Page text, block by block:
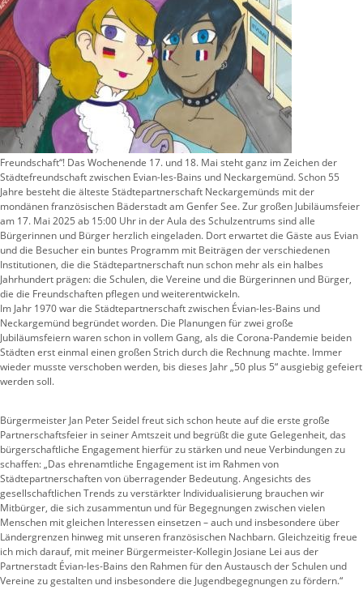
Freundschaft“! Das Wochenende 17. und 18. Mai steht ganz im Zeichen der
Städtefreundschaft zwischen Evian-les-Bains und Neckargemünd. Schon 55
Jahre besteht die älteste Städtepartnerschaft Neckargemünds mit der
mondänen französischen Bäderstadt am Genfer See. Zur großen Jubiläumsfeier
am 17. Mai 2025 ab 15:00 Uhr in der Aula des Schulzentrums sind alle
Bürgerinnen und Bürger herzlich eingeladen. Dort erwartet die Gäste aus Evian
und die Besucher ein buntes Programm mit Beiträgen der verschiedenen
Institutionen, die die Städtepartnerschaft nun schon mehr als ein halbes
Jahrhundert prägen: die Schulen, die Vereine und die Bürgerinnen und Bürger,
die die Freundschaften pflegen und weiterentwickeln.
Im Jahr 1970 war die Städtepartnerschaft zwischen Évian-les-Bains und
Neckargemünd begründet worden. Die Planungen für zwei große
Jubiläumsfeiern waren schon in vollem Gang, als die Corona-Pandemie beiden
Städten erst einmal einen großen Strich durch die Rechnung machte. Immer
wieder musste verschoben werden, bis dieses Jahr „50 plus 5“ ausgiebig gefeiert
werden soll.
Bürgermeister Jan Peter Seidel freut sich schon heute auf die erste große
Partnerschaftsfeier in seiner Amtszeit und begrüßt die gute Gelegenheit, das
bürgerschaftliche Engagement hierfür zu stärken und neue Verbindungen zu
schaffen: „Das ehrenamtliche Engagement ist im Rahmen von
Städtepartnerschaften von überragender Bedeutung. Angesichts des
gesellschaftlichen Trends zu verstärkter Individualisierung brauchen wir
Mitbürger, die sich zusammentun und für Begegnungen zwischen vielen
Menschen mit gleichen Interessen einsetzen – auch und insbesondere über
Ländergrenzen hinweg mit unseren französischen Nachbarn. Gleichzeitig freue
ich mich darauf, mit meiner Bürgermeister-Kollegin Josiane Lei aus der
Partnerstadt Évian-les-Bains den Rahmen für den Austausch der Schulen und
Vereine zu gestalten und insbesondere die Jugendbegegnungen zu fördern.“